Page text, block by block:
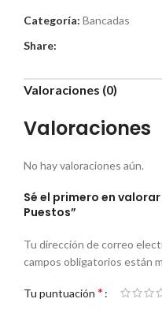
Categoría: Bancadas
Share:
Valoraciones (0)
Valoraciones
No hay valoraciones aún.
Sé el primero en
Puestos”
Tu dirección de correo
campos obligatorios están
Tu puntuación *